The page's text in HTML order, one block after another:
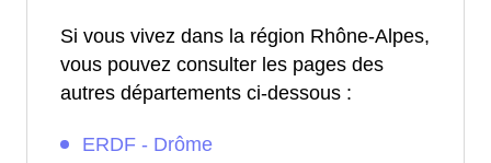
Si vous vivez dans la région Rhône-Alpes,
vous pouvez consulter les pages des
autres départements ci-dessous :
ERDF - Drôme